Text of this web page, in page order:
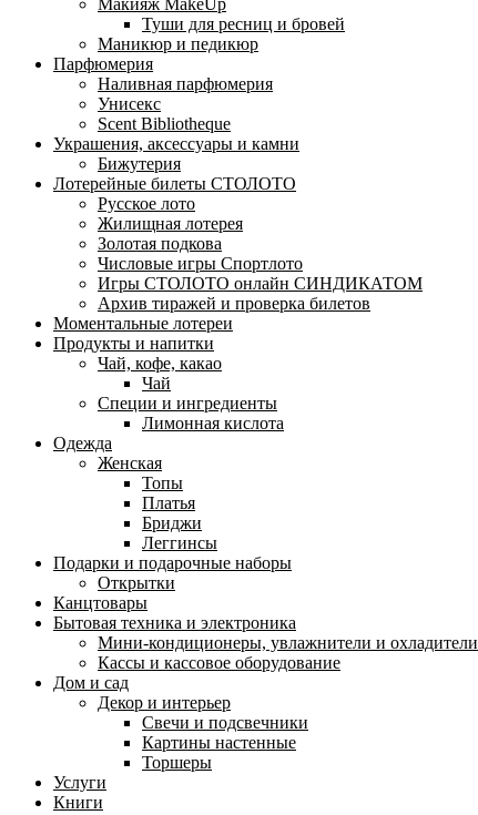
Макияж MakeUp
Туши для ресниц и бровей
Маникюр и педикюр
Парфюмерия
Наливная парфюмерия
Унисекс
Scent Bibliotheque
Украшения, аксессуары и камни
Бижутерия
Лотерейные билеты СТОЛОТО
Русское лото
Жилищная лотерея
Золотая подкова
Числовые игры Спортлото
Игры СТОЛОТО онлайн СИНДИКАТОМ
Архив тиражей и проверка билетов
Моментальные лотереи
Продукты и напитки
Чай, кофе, какао
Чай
Специи и ингредиенты
Лимонная кислота
Одежда
Женская
Топы
Платья
Бриджи
Леггинсы
Подарки и подарочные наборы
Открытки
Канцтовары
Бытовая техника и электроника
Мини-кондиционеры, увлажнители и охладители
Кассы и кассовое оборудование
Дом и сад
Декор и интерьер
Свечи и подсвечники
Картины настенные
Торшеры
Услуги
Книги